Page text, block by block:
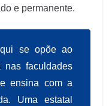
e permanente.
se opõe ao
faculdades
ensina com a
Uma estatal